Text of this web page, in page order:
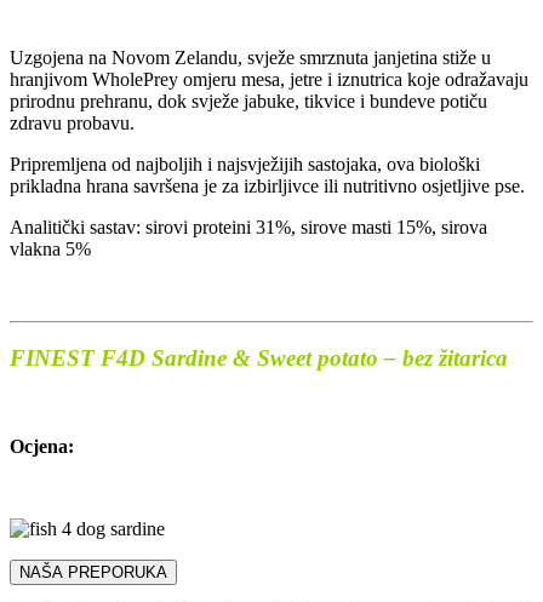
Uzgojena na Novom Zelandu, svježe smrznuta janjetina stiže u
hranjivom WholePrey omjeru mesa, jetre i iznutrica koje odražavaju
prirodnu prehranu, dok svježe jabuke, tikvice i bundeve potiču
zdravu probavu.
Pripremljena od najboljih i najsvježijih sastojaka, ova biološki
prikladna hrana savršena je za izbirljivce ili nutritivno osjetljive pse.
Analitički sastav: sirovi proteini 31%, sirove masti 15%, sirova
vlakna 5%
FINEST F4D Sardine & Sweet potato – bez žitarica
Ocjena:
NAŠA PREPORUKA